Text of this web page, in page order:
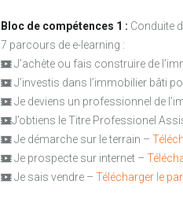
Bloc de compétences 1 : Conduite
7 parcours de e-learning :
J’achète ou fais construire de
J’investis dans l’immobilier bâti
Je deviens un professionnel de
J’obtiens le Titre Professionel
Je démarche sur le terrain –
Je prospecte sur internet –
Je sais vendre – Télécharger le